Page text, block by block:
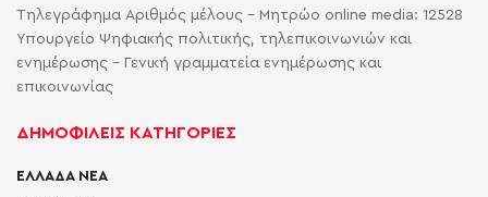
Τηλεγράφημα Αριθμός μέλους - Μητρώο online media: 12528
Υπουργείο Ψηφιακής πολιτικής, τηλεπικοινωνιών και
ενημέρωσης - Γενική γραμματεία ενημέρωσης και
επικοινωνίας
ΔΗΜΟΦΙΛΕΙΣ ΚΑΤΗΓΟΡΙΕΣ
ΕΛΛΑΔΑ ΝΕΑ